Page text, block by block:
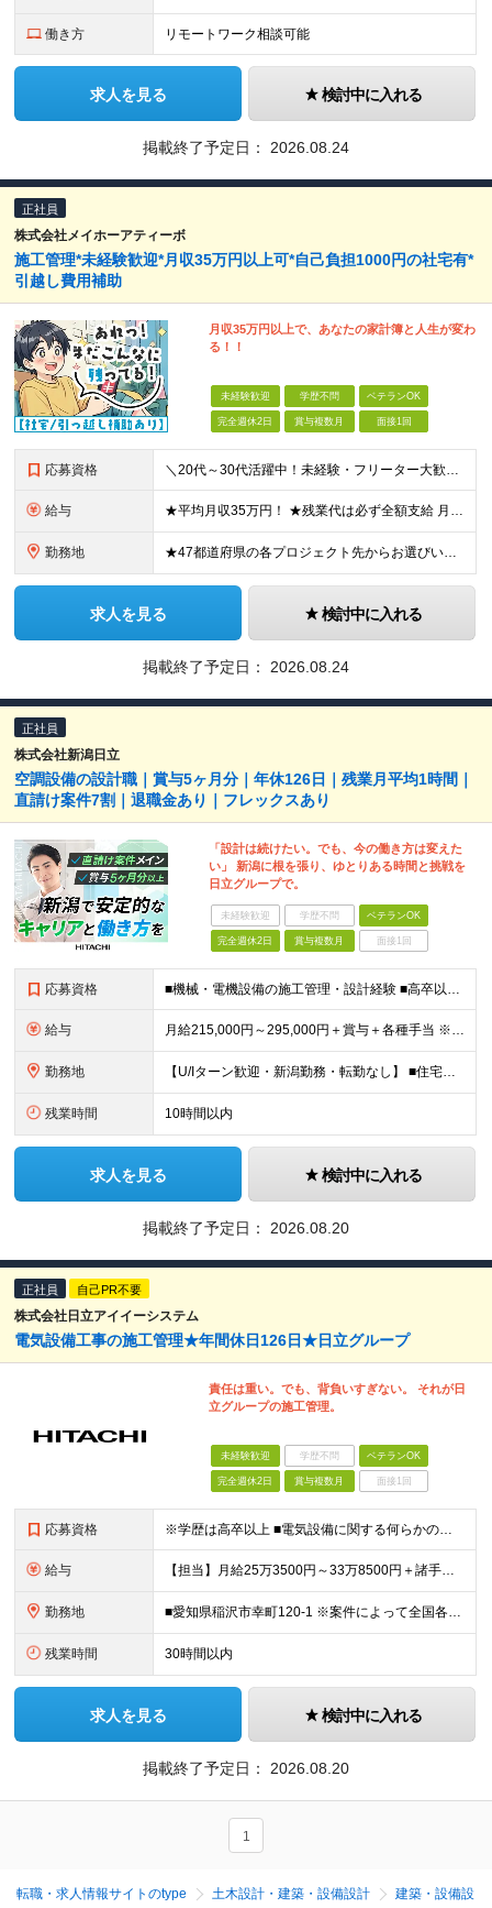
働き方 リモートワーク相談可能
求人を見る 検討中に入れる
掲載終了予定日： 2026.08.24
正社員
株式会社メイホーアティーボ
施工管理*未経験歓迎*月収35万円以上可*自己負担1000円の社宅有*
引越し費用補助
月収35万円以上で、あなたの家計簿と人生が変わ
る！！
未経験歓迎 学歴不問 ベテランOK
完全週休2日 賞与複数月 面接1回
応募資格 ＼20代～30代活躍中！未経験・フリーター大歓迎！／ ＊普通自動車免許（AT限定可）をお持ちの方 ＊学歴不問 ★「稼ぎたい」「生活を変えたい」という意欲を重視！ ★面接では「明るくハキハキとした挨拶
給与 ★平均月収35万円！ ★残業代は必ず全額支給 月給28万円～50万円＋各種手当＋賞与年2回 ※経験・能力を考慮の上、決定します。 ※試用期間3カ月あり（賞与は試用期間終了後より支給対象となります）
勤務地 ★47都道府県の各プロジェクト先からお選びいただけます！ ★寮・社宅補助／引越費用補助あり ★マイカー通勤OK 配属先は希望を考慮して決定します。 ＜プロジェクト先＞ ★東北・関東・東海・北陸・福
求人を見る 検討中に入れる
掲載終了予定日： 2026.08.24
正社員
株式会社新潟日立
空調設備の設計職｜賞与5ヶ月分｜年休126日｜残業月平均1時間｜
直請け案件7割｜退職金あり｜フレックスあり
「設計は続けたい。でも、今の働き方は変えた
い」 新潟に根を張り、ゆとりある時間と挑戦を
日立グループで。
未経験歓迎 学歴不問 ベテランOK
完全週休2日 賞与複数月 面接1回
応募資格 ■機械・電機設備の施工管理・設計経験 ■高卒以上 ≪このような方はぜひご応募ください≫ ◎安定企業に腰を据えて長く働きたい方 ◎新潟エリアで家庭と両立しながら働きたい方 ◎幅広い分野の設計に携わり、
給与 月給215,000円～295,000円＋賞与＋各種手当 ※前職のご経験やスキルを考慮して決定いたします ※残業代は全額支給いたします ※試用期間3ヶ月（期間中は有給休暇の取得のみ対象外となります）
勤務地 【U/Iターン歓迎・新潟勤務・転勤なし】 ■住宅手当支給や社宅制度あり ■車通勤OK 本社：新潟県新潟市東区竹尾卸新町752番地10 (変更の範囲)上記を除く当社関連勤務地
残業時間 10時間以内
求人を見る 検討中に入れる
掲載終了予定日： 2026.08.20
正社員 自己PR不要
株式会社日立アイイーシステム
電気設備工事の施工管理★年間休日126日★日立グループ
責任は重い。でも、背負いすぎない。 それが日
立グループの施工管理。
未経験歓迎 学歴不問 ベテランOK
完全週休2日 賞与複数月 面接1回
応募資格 ※学歴は高卒以上 ■電気設備に関する何らかの業務経験（※経験不問） 下記の経験をお持ちの方は【主任】での採用が可能です。 ■電気工事に関する施工管理の経験（分野不問）
給与 【担当】月給25万3500円～33万8500円＋諸手当＋賞与 【主任】月給29万7500円～39万5000円＋諸手当＋賞与 ※経験や能力を充分に考慮したうえで加給優遇します。 ※残業代は全額別途支給
勤務地 ■愛知県稲沢市幸町120-1 ※案件によって全国各地（西日本エリア中心）への出張が発生します。出張期間は案件により異なりますが、部内での相談・調整のうえご対応いただきます。 ※出社を基本としていま
残業時間 30時間以内
求人を見る 検討中に入れる
掲載終了予定日： 2026.08.20
1
転職・求人情報サイトのtype 土木設計・建築・設備設計 建築・設備設